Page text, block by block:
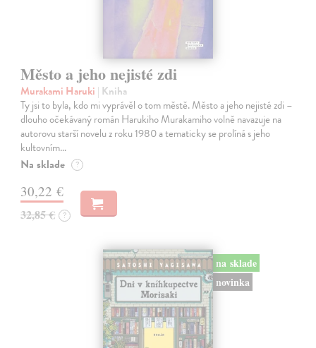
Město a jeho nejisté zdi
Murakami Haruki | Kniha
Ty jsi to byla, kdo mi vyprávěl o tom městě. Město a jeho nejisté zdi –
dlouho očekávaný román Harukiho Murakamiho volně navazuje na
autorovu starší novelu z roku 1980 a tematicky se prolíná s jeho
kultovním…
Na sklade ?
30,22 €
32,85 € ?
na sklade
novinka